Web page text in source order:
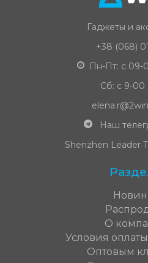
Гаджеты и
+38 (068)
Пн-Пт: с 09-
Сб: с 9-00
Наш
Shenzhen Leader
О
Условия
Оптовым